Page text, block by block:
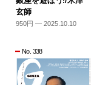
玄師
950円 — 2025.10.10
No. 338